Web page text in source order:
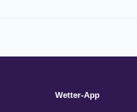
Wetter-App